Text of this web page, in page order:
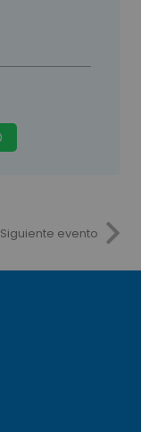
Siguiente evento